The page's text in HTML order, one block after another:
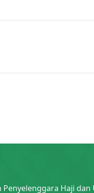
Penyelenggara Haji